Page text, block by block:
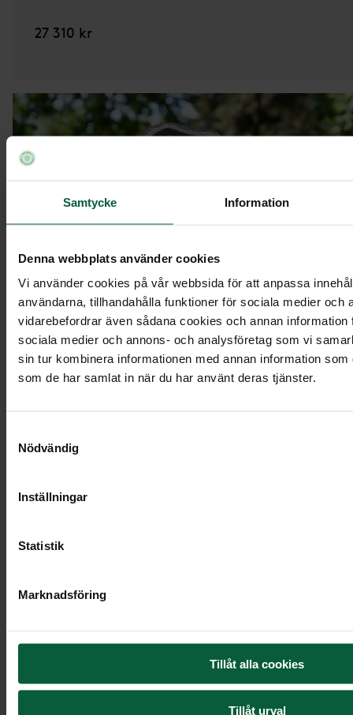
Samtycke Information
Denna webbplats använder cookies
Vi använder cookies på vår webbsida för att anpassa
användarna, tillhandahålla funktioner för sociala medier och
vidarebefordrar även sådana cookies och annan information
sociala medier och annons- och analysföretag som vi
sin tur kombinera informationen med annan information
som de har samlat in när du har använt deras tjänster.
Nödvändig
Inställningar
Statistik
Marknadsföring
Tillåt alla cookies
Tillåt urval
27 310 kr
StenmodellEN015